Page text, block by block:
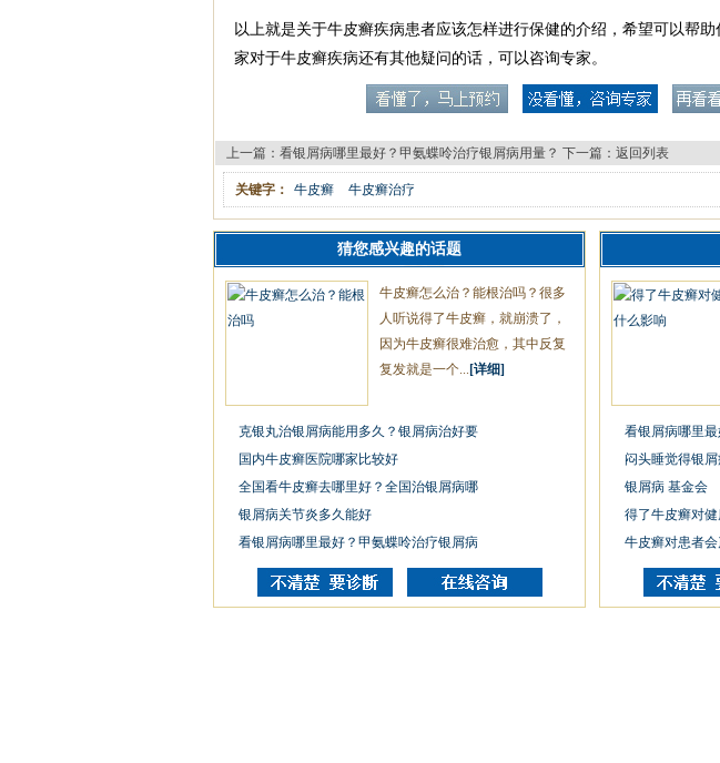
以上就是关于牛皮癣疾病患者应该怎样进行保健的介绍，希望可以帮
家对于牛皮癣疾病还有其他疑问的话，可以咨询专家。
上一篇： 看银屑病哪里最好？甲氨蝶呤治疗银屑病用量？ 下一篇： 返回列表
关键字： 牛皮癣 牛皮癣治疗
猜您感兴趣的话题
牛皮癣怎么治？能根治吗？很多
人听说得了牛皮癣，就崩溃了，
因为牛皮癣很难治愈，其中反复
复发就是一个... [详细]
克银丸治银屑病能用多久？银屑病治好要
国内牛皮癣医院哪家比较好
全国看牛皮癣去哪里好？全国治银屑病哪
银屑病关节炎多久能好
看银屑病哪里最好？甲氨蝶呤治疗银屑病
看银屑病哪里
闷头睡觉得银
银屑病 基金会
得了牛皮癣对
牛皮癣对患者